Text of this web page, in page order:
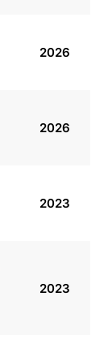
2026
2026
2023
2023